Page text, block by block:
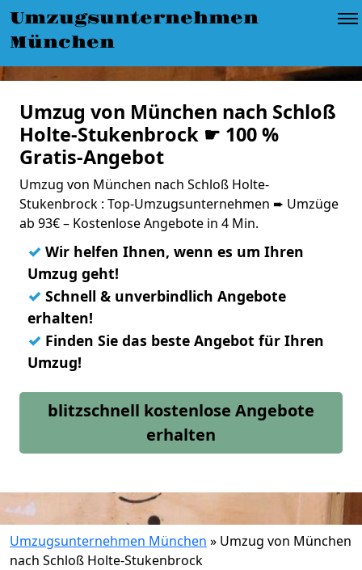
Umzugsunternehmen
München
Umzug von München nach Schloß
Holte-Stukenbrock ☛ 100 %
Gratis-Angebot
Umzug von München nach Schloß Holte-
Stukenbrock : Top-Umzugsunternehmen ➨ Umzüge
ab 93€ – Kostenlose Angebote in 4 Min.
✓ Wir helfen Ihnen, wenn es um Ihren
Umzug geht!
✓ Schnell & unverbindlich Angebote
erhalten!
✓ Finden Sie das beste Angebot für Ihren
Umzug!
blitzschnell kostenlose Angebote
erhalten
Umzugsunternehmen München » Umzug von München
nach Schloß Holte-Stukenbrock